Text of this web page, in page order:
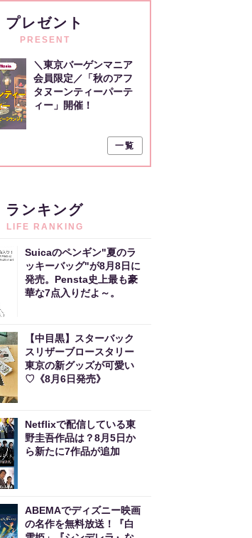
プレゼント
PRESENT
＼東京バーゲンマニア
会員限定／「秋のアフ
タヌーンティーパーテ
ィー」開催！
一覧
ランキング
LIFE RANKING
Suicaのペンギン"夏のラ
ッキーバッグ"が8月8日に
発売。Pensta史上最も豪
華な7点入りだよ～。
【中目黒】スターバック
スリザーブロースタリー
東京の新グッズが可愛い
♡《8月6日発売》
Netflixで配信している東
野圭吾作品は？8月5日か
ら新たに7作品が追加
ABEMAでディズニー映画
の名作を無料放送！『白